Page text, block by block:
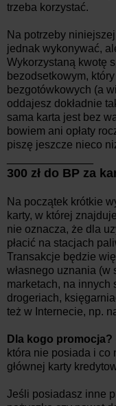
trzeba korzystać.
Na potrzeby
jednak wykonywać,
Wykorzystaną kwotę
bezodsetkowym,
bezgotówkowych (a
oddajesz dokładnie
sama karta jest bez
bowiem ani opłaty
piszę jeszcze nieco
300 zł do BP za
Na początek krótkie
karty, w której
nie oznacza, że dla
płacić na stacjach
Transakcje będzie
własnego uznania
marketach, na innych
drogeriach,
też w Internecie, np.
Dla kogo promocja?
która nie posiada i co
głównej karty
Jeśli posiadasz inne